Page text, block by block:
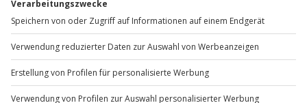
+49 89 / 60 60 89 700
Mo-Fr: 9-17 Uhr
b2b@jochen-schweizer.de
www.b2b.jochen-schweizer.de/